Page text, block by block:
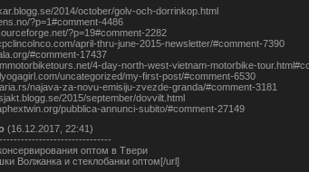
2014/october/golv-och-dorrinkop.html
?p=1#comment-4486
?p=19#comment-2282
april-thru-june-2015-newsletter/#comment-7390
#comment-17437
4-day-north-west-vietnam-motorbike-
uncategorized/my-first-post/#comment-6530
najava-za-novu-emisiju-zvezde-granda/#comment-3181
2015/september/dovvilt.html
pubblica-annunci-subito/#comment-27149
(16.12.2017, 22:41)
оптом в Твери
Волжанка и стеклобанки оптом[/url]